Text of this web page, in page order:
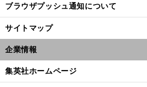
ブラウザプッシュ通知について
サイトマップ
企業情報
集英社ホームページ